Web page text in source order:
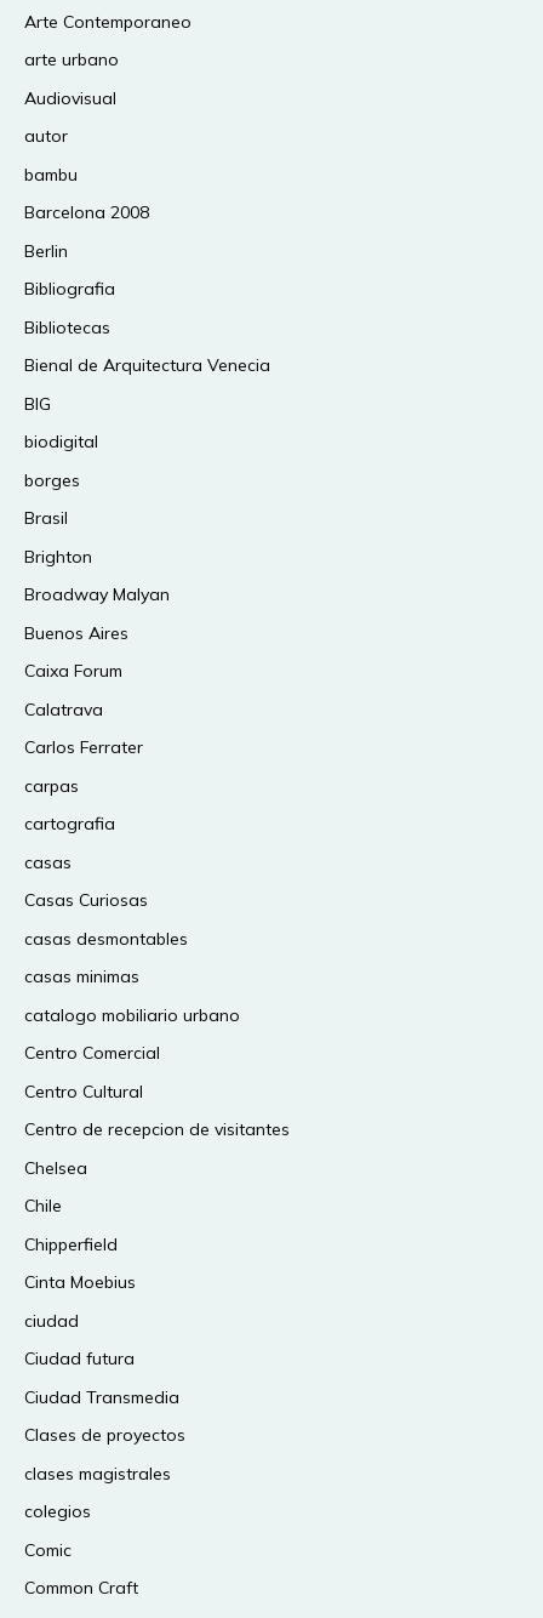
Arte Contemporaneo
arte urbano
Audiovisual
autor
bambu
Barcelona 2008
Berlin
Bibliografia
Bibliotecas
Bienal de Arquitectura Venecia
BIG
biodigital
borges
Brasil
Brighton
Broadway Malyan
Buenos Aires
Caixa Forum
Calatrava
Carlos Ferrater
carpas
cartografia
casas
Casas Curiosas
casas desmontables
casas minimas
catalogo mobiliario urbano
Centro Comercial
Centro Cultural
Centro de recepcion de visitantes
Chelsea
Chile
Chipperfield
Cinta Moebius
ciudad
Ciudad futura
Ciudad Transmedia
Clases de proyectos
clases magistrales
colegios
Comic
Common Craft